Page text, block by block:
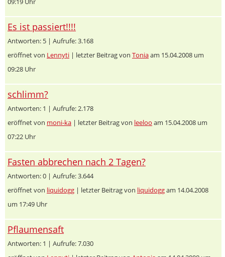
Es ist passiert!!!!
Antworten: 5 | Aufrufe: 3.168
eröffnet von Lennyti | letzter Beitrag von Toniaam 15.04.2008 um
09:28 Uhr
schlimm?
Antworten: 1 | Aufrufe: 2.178
eröffnet von moni-ka | letzter Beitrag von leeloo am 15.04.2008 um
07:22 Uhr
Fasten abbrechen nach 2 Tagen?
Antworten: 0 | Aufrufe: 3.644
eröffnet von liquidogg | letzter Beitrag von liquidoggam 14.04.2008
um 17:49 Uhr
Pflaumensaft
Antworten: 1 | Aufrufe: 7.030